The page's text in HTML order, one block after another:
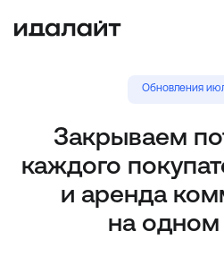
Обновления
Закрываем
каждого
и аренда
на одном